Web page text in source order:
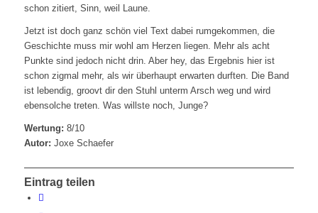
schon zitiert, Sinn, weil Laune.
Jetzt ist doch ganz schön viel Text dabei rumgekommen, die
Geschichte muss mir wohl am Herzen liegen. Mehr als acht
Punkte sind jedoch nicht drin. Aber hey, das Ergebnis hier ist
schon zigmal mehr, als wir überhaupt erwarten durften. Die Band
ist lebendig, groovt dir den Stuhl unterm Arsch weg und wird
ebensolche treten. Was willste noch, Junge?
Wertung: 8/10
Autor: Joxe Schaefer
Eintrag teilen